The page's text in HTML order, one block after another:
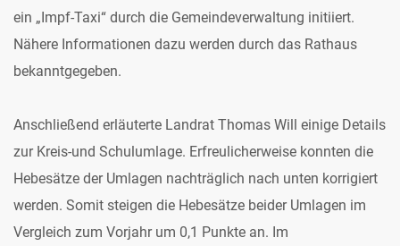
ein „Impf-Taxi“ durch die Gemeindeverwaltung initiiert.
Nähere Informationen dazu werden durch das Rathaus
bekanntgegeben.
Anschließend erläuterte Landrat Thomas Will einige Details
zur Kreis-und Schulumlage. Erfreulicherweise konnten die
Hebesätze der Umlagen nachträglich nach unten korrigiert
werden. Somit steigen die Hebesätze beider Umlagen im
Vergleich zum Vorjahr um 0,1 Punkte an. Im